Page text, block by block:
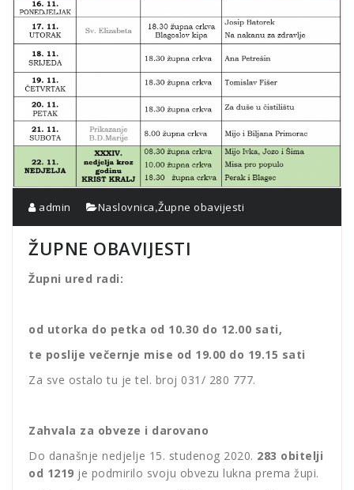
admin Naslovnica,Župne obavijesti
ŽUPNE OBAVIJESTI
Župni ured radi:
od utorka do petka od 10.30 do 12.00 sati,
te poslije večernje mise od 19.00 do 19.15 sati
Za sve ostalo tu je tel. broj 031/ 280 777.
Zahvala za obveze i darovano
Do današnje nedjelje 15. studenog 2020. 283 obitelji
od 1219 je podmirilo svoju obvezu lukna prema župi.